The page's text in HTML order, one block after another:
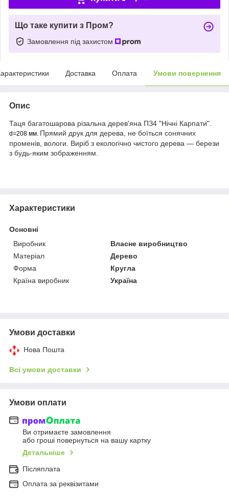
Що таке купити з Пром?
Замовлення під захистом
Доставка Оплата Умови повернення
Опис
Таця багатошарова різальна дерев'яна ПЗ4 "Нічні Карпати".
d=208 мм. Прямий друк для дерева, не боїться сонячних
променів, вологи. Виріб з екологічно чистого дерева — берези
з будь-яким зображенням.
Характеристики
Основні
Виробник
Власне виробництво
Матеріал
Дерево
Форма
Кругла
Країна виробник
Україна
Умови доставки
Нова Пошта
Всі умови доставки
Умови оплати
Ви отримаєте замовлення
або гроші повернуться на вашу картку
Детальніше
Післяплата
Оплата за реквізитами